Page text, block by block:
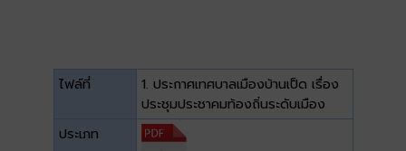
ไฟล์ที่
1. ประกาศเทศบาลเมืองบ้านเป็ด เรื่อง
ประชุมประชาคมท้องถิ่นระดับเมือง
ประเภท